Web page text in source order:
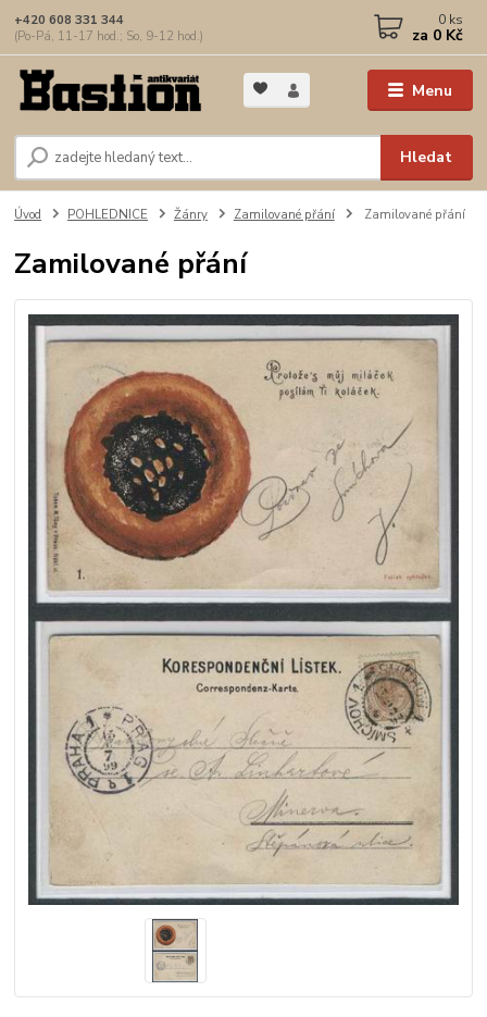
Menu
Hledat
+420 608 331 344
(Po-Pá, 11-17 hod.; So, 9-12 hod.)
0 ks
za 0 Kč
Úvod POHLEDNICE Žánry Zamilované přání Zamilované přání
Zamilované přání